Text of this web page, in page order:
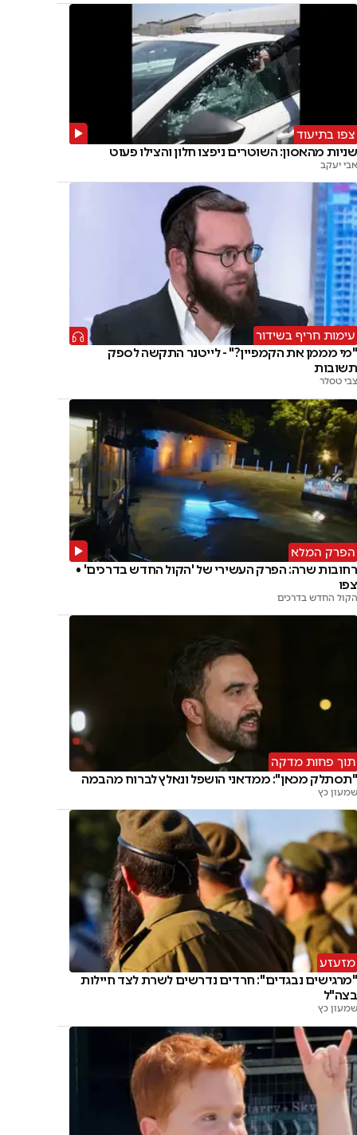
צפו בתיעוד
שניות מהאסון: השוטרים ניפצו חלון והצילו פעוט
אבי יעקב
עימות חריף בשידור
"מי מממן את הקמפיין?" - לייטנר התקשה לספק
תשובות
צבי טסלר
הפרק המלא
רחובות שרה: הפרק העשירי של 'הקול החדש בדרכים' •
צפו
הקול החדש בדרכים
תוך פחות מדקה
"תסתלק מכאן": ממדאני הושפל ונאלץ לברוח מהבמה
שמעון כץ
מזעזע
"מרגישים נבגדים": חרדים נדרשים לשרת לצד חיילות
בצה"ל
שמעון כץ